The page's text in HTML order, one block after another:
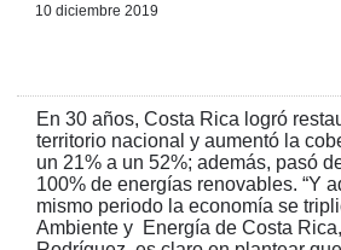
10 diciembre 2019
En 30 años, Costa Rica logró
territorio nacional y aumentó la
un 21% a un 52%; además, pasó
100% de energías renovables. “Y
mismo periodo la economía se
Ambiente y Energía de Costa